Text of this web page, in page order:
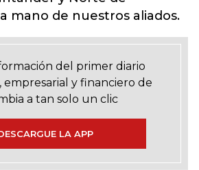
mano de nuestros aliados.
del primer diario
empresarial y financiero de
a tan solo un clic
LA APP